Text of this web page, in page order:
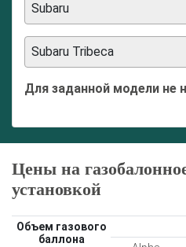
Subaru
Subaru Tribeca
Для заданной модели не
Цены на
установкой
Объем газового
баллона